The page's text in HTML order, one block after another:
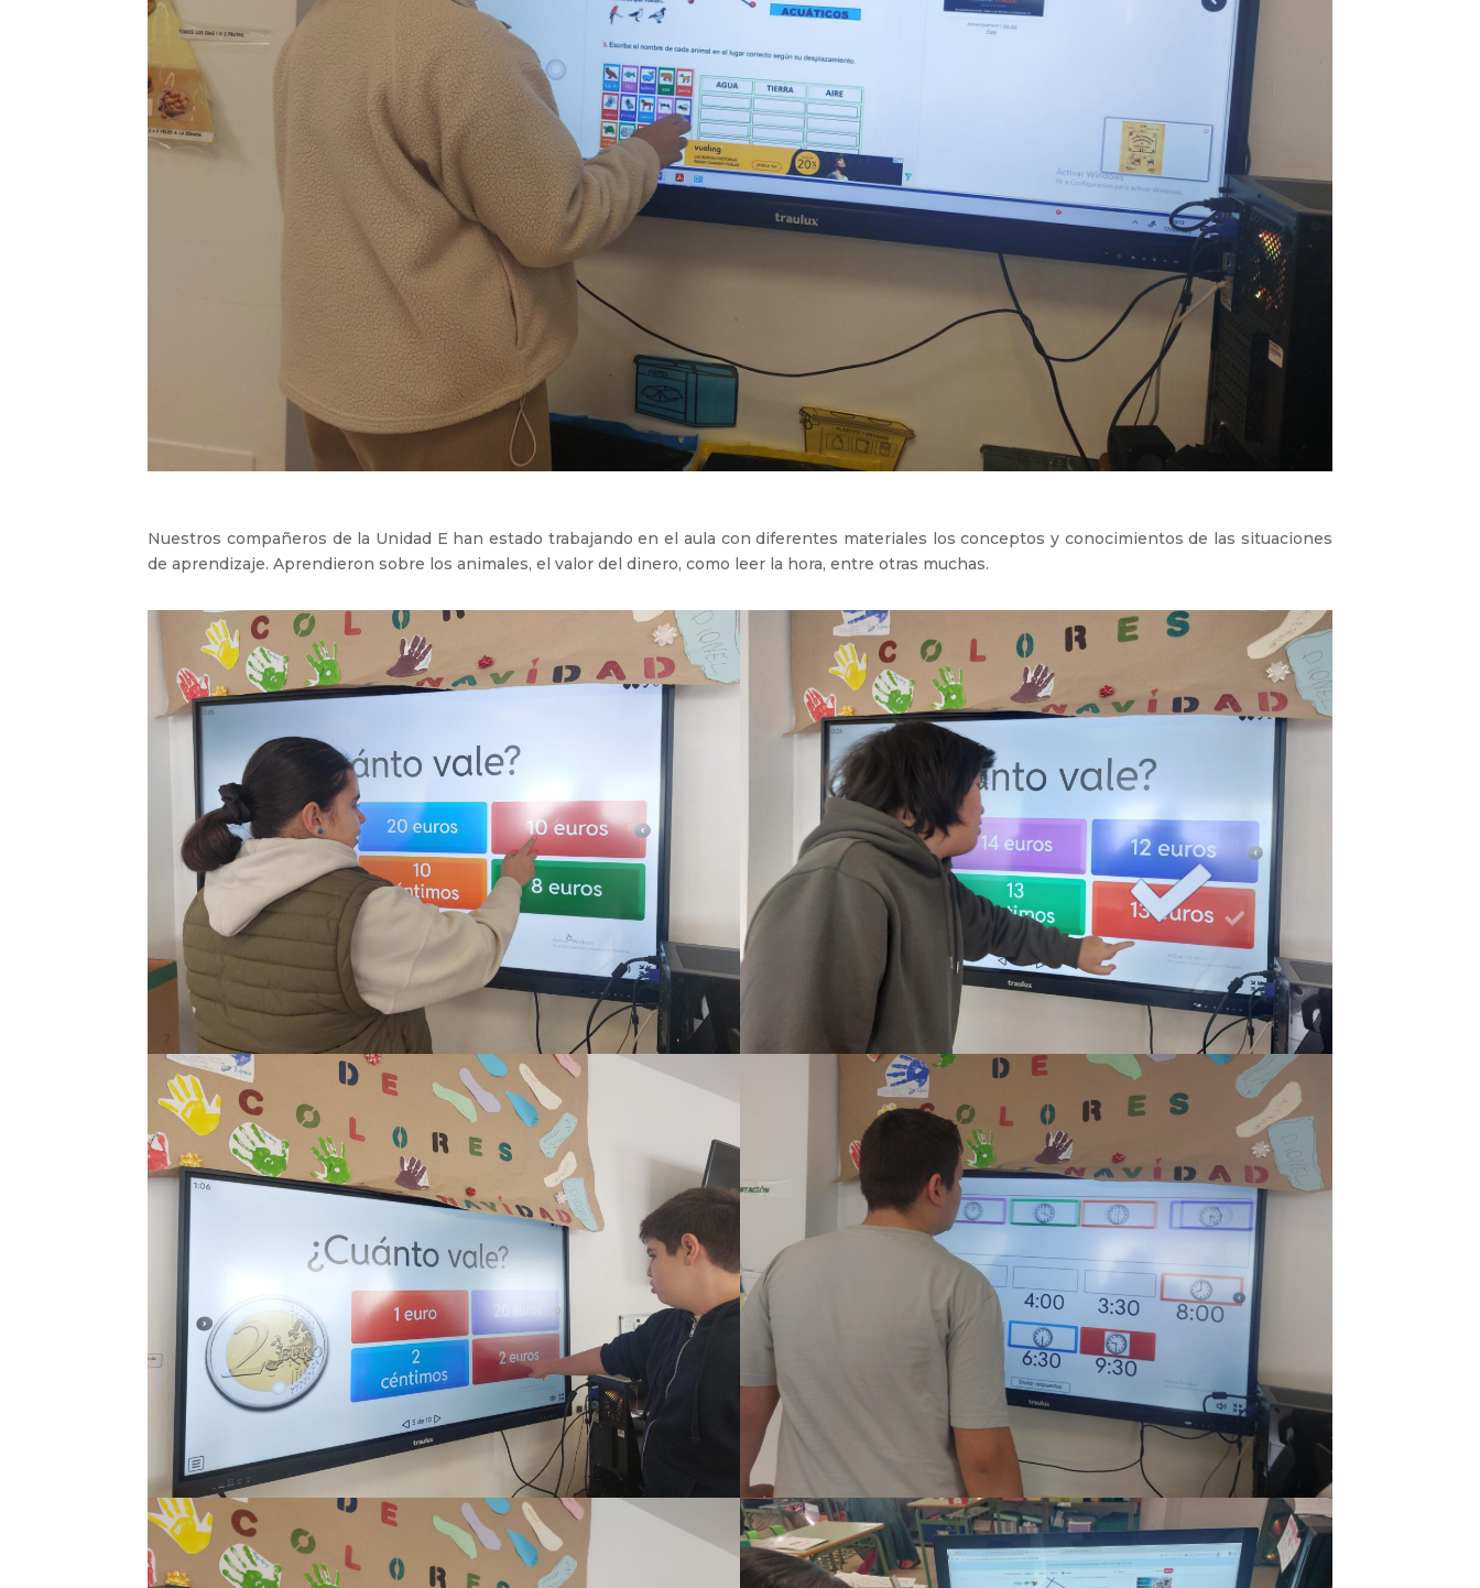
Nuestros compañeros de la Unidad E han estado trabajando en el aula con diferentes materiales los conceptos y conocimientos de las situaciones
de aprendizaje. Aprendieron sobre los animales, el valor del dinero, como leer la hora, entre otras muchas.